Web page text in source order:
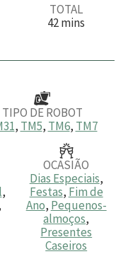
TOTAL
42m
u
mins
TIPO DE ROBOT
, TM5, TM6, TM7
,
OCASIÃO
Dias Especiais,
Festas, Fim de
Ano, Pequenos-
almoços,
Presentes
Caseiros